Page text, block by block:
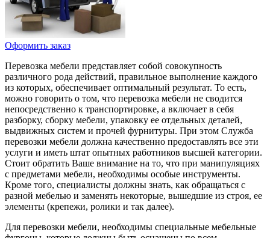
Оформить заказ
Перевозка мебели представляет собой совокупность
различного рода действий, правильное выполнение каждого
из которых, обеспечивает оптимальный результат. То есть,
можно говорить о том, что перевозка мебели не сводится
непосредственно к транспортировке, а включает в себя
разборку, сборку мебели, упаковку ее отдельных деталей,
выдвижных систем и прочей фурнитуры. При этом Служба
перевозки мебели должна качественно предоставлять все эти
услуги и иметь штат опытных работников высшей категории.
Стоит обратить Ваше внимание на то, что при манипуляциях
с предметами мебели, необходимы особые инструменты.
Кроме того, специалисты должны знать, как обращаться с
разной мебелью и заменять некоторые, вышедшие из строя, ее
элементы (крепежи, ролики и так далее).
Для перевозки мебели, необходимы специальные мебельные